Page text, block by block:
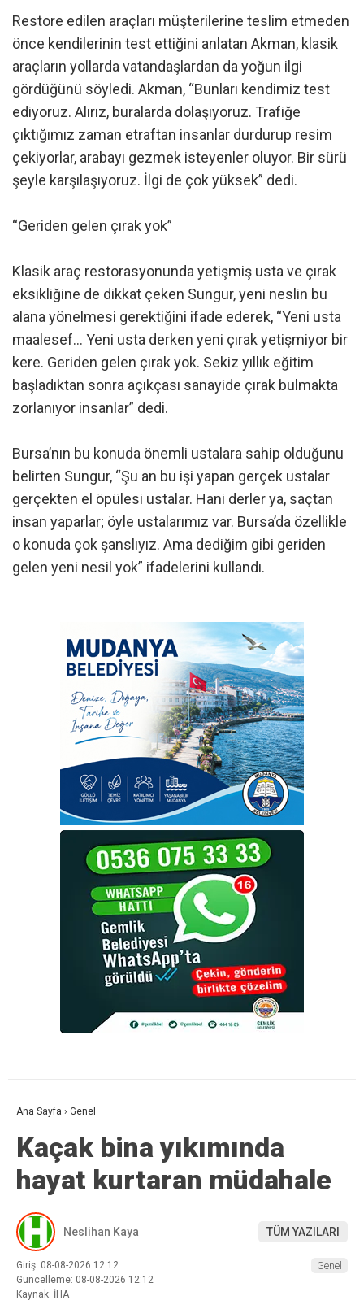
Restore edilen araçları müşterilerine teslim etmeden
önce kendilerinin test ettiğini anlatan Akman, klasik
araçların yollarda vatandaşlardan da yoğun ilgi
gördüğünü söyledi. Akman, “Bunları kendimiz test
ediyoruz. Alırız, buralarda dolaşıyoruz. Trafiğe
çıktığımız zaman etraftan insanlar durdurup resim
çekiyorlar, arabayı gezmek isteyenler oluyor. Bir sürü
şeyle karşılaşıyoruz. İlgi de çok yüksek” dedi.
“Geriden gelen çırak yok”
Klasik araç restorasyonunda yetişmiş usta ve çırak
eksikliğine de dikkat çeken Sungur, yeni neslin bu
alana yönelmesi gerektiğini ifade ederek, “Yeni usta
maalesef… Yeni usta derken yeni çırak yetişmiyor bir
kere. Geriden gelen çırak yok. Sekiz yıllık eğitim
başladıktan sonra açıkçası sanayide çırak bulmakta
zorlanıyor insanlar” dedi.
Bursa’nın bu konuda önemli ustalara sahip olduğunu
belirten Sungur, “Şu an bu işi yapan gerçek ustalar
gerçekten el öpülesi ustalar. Hani derler ya, saçtan
insan yaparlar; öyle ustalarımız var. Bursa’da özellikle
o konuda çok şanslıyız. Ama dediğim gibi geriden
gelen yeni nesil yok” ifadelerini kullandı.
Ana Sayfa › Genel
Kaçak bina yıkımında
hayat kurtaran müdahale
Neslihan Kaya TÜM YAZILARI
Giriş: 08-08-2026 12:12
Güncelleme: 08-08-2026 12:12
Kaynak: İHA
Genel